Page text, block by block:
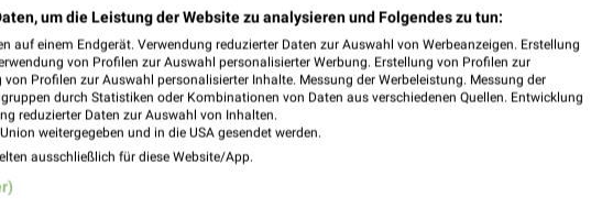
um die Leistung der Website zu analysieren und Folgendes zu tun:
auf einem Endgerät. Verwendung reduzierter Daten zur Auswahl von Werbeanzeigen. Erstellung
von Profilen zur Auswahl personalisierter Werbung. Erstellung von Profilen zur
Profilen zur Auswahl personalisierter Inhalte. Messung der Werbeleistung. Messung der
durch Statistiken oder Kombinationen von Daten aus verschiedenen Quellen. Entwicklung
reduzierter Daten zur Auswahl von Inhalten.
weitergegeben und in die USA gesendet werden.
ausschließlich für diese Website/App.